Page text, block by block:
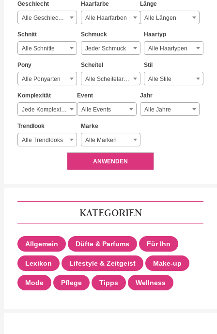
Geschlecht
Alle Geschlechter
Haarfarbe
Alle Haarfarben
Länge
Alle Längen
Schnitt
Alle Schnitte
Schmuck
Jeder Schmuck
Haartyp
Alle Haartypen
Pony
Alle Ponyarten
Scheitel
Alle Scheitelarten
Stil
Alle Stile
Komplexität
Jede Komplexität
Event
Alle Events
Jahr
Alle Jahre
Trendlook
Alle Trendlooks
Marke
Alle Marken
ANWENDEN
KATEGORIEN
Allgemein Düfte & Parfums Für Ihn
Lexikon Lifestyle & Zeitgeist Make-up
Mode Pflege Tipps Wellness